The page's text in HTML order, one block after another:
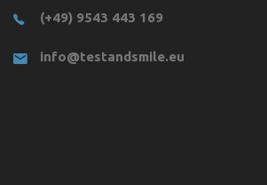
(+49) 9543 443 169
info@testandsmile.eu